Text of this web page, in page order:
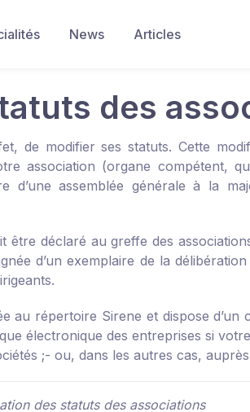
News Articles
des
de modifier ses statuts. Cette
association (organe compétent,
assemblée générale à la
être déclaré au greffe des
d’un exemplaire de la
au répertoire Sirene et dispose d’un
électronique des entreprises si
;- ou, dans les autres cas, auprès
des statuts des associations